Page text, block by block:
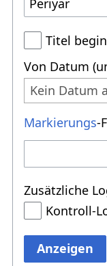
Titel
Von Datum
Kein Datum
Markierungs-
Zusätzliche
Kontroll-
Anzeigen